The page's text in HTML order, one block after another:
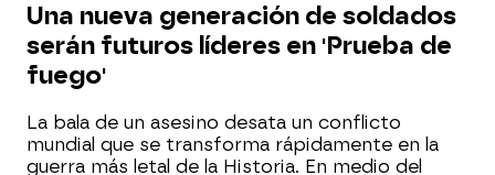
Una nueva generación de soldados
serán futuros líderes en 'Prueba de
fuego'
La bala de un asesino desata un conflicto
mundial que se transforma rápidamente en la
guerra más letal de la Historia. En medio del